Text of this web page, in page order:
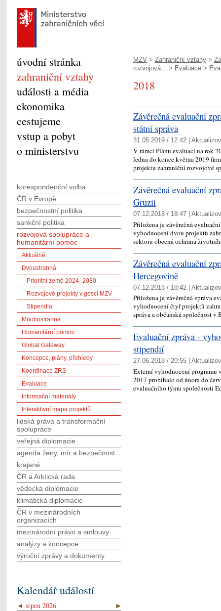
MZV > Zahraniční vztahy >
rozvojová... > Evaluace >
2018
Závěrečná evaluační
státní správa
31.05.2019 / 12:42 |
V rámci Plánu evaluací na rok
ledna do konce května 2019
projektu zahraniční rozvojové
Závěrečná evaluační
Gruzii
07.12.2018 / 18:47 |
Přiložena je závěrečná
vyhodnocení dvou projektů
sektoru obecná ochrana
Závěrečná evaluační
Hercegovině
07.12.2018 / 18:42 |
Přiložena je závěrečná zpráva
vyhodnocení čtyř projektů
správa a občanská společnost
Evaluační zpráva -
stipendií
27.06.2018 / 20:55 |
Externí vyhodnocení programu
2017 probíhalo od února do
evaluačního týmu společnosti
úvodní stránka
zahraniční vztahy
události a média
ekonomika
cestujeme
vstup a pobyt
o ministerstvu
korespondenční volba
ČR v Evropě
bezpečnostní politika
sankční politika
rozvojová spolupráce a
humanitární pomoc
Aktuálně
Dvoustranná
Prioritní země 2024–2030
Rozvojové projekty v gesci MZV
Stipendia
Mnohostranná
Humanitární pomoc
Global Gateway
Koncepce, plány, přehledy
Koordinace ZRS
Evaluace
Informační materiály
Interaktivní mapa projektů
lidská práva a transformační
spolupráce
veřejná diplomacie
agenda ženy, mír a bezpečnost
krajané
ČR a Arktická rada
vědecká diplomacie
klimatická diplomacie
ČR v mezinárodních
organizacích
mezinárodní právo a smlouvy
analýzy a koncepce
výroční zprávy a dokumenty
Kalendář událostí
◄ ►
srpen 2026